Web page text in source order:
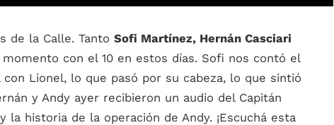
de la Calle. Tanto Sofi Martínez, Hernán Casciari
con el 10 en estos días. Sofi nos contó el
Lionel, lo que pasó por su cabeza, lo que sintió
y Andy ayer recibieron un audio del Capitán
y la historia de la operación de Andy. ¡Escuchá esta